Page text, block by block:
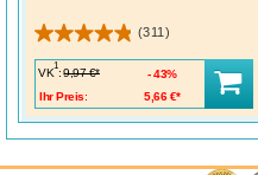
(311)
VK
1
: 9,97 €*
Ihr Preis:
5,66 €*
43%